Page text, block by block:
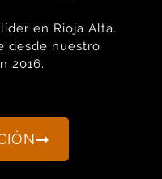
en Rioja Alta.
desde nuestro
2016.